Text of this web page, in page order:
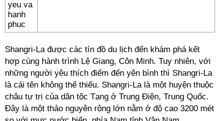
Shangri-La được các tín đồ du lịch đến khám phá kết
hợp cùng hành trình Lệ Giang, Côn Minh. Tuy nhiên, với
những người yêu thích điểm đến yên bình thì Shangri-La
là cái tên không thể thiếu. Shangri-La là một huyện thuộc
châu tự trị của dân tộc Tạng ở Trung Điện, Trung Quốc.
Đây là một thảo nguyên rộng lớn nằm ở độ cao 3200 mét